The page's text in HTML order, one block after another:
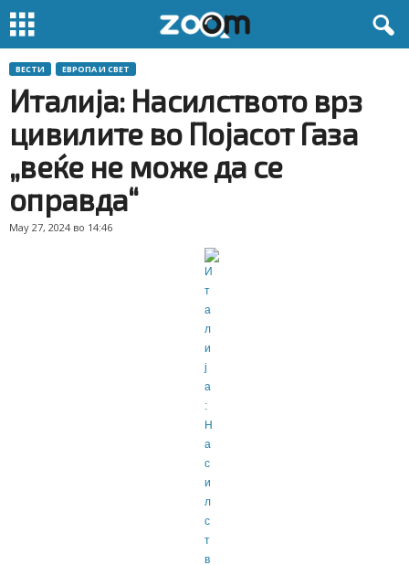
ВЕСТИ ЕВРОПА И СВЕТ
Италија: Насилството врз
цивилите во Појасот Газа
„веќе не може да се
оправда“
May 27, 2024 во 14:46